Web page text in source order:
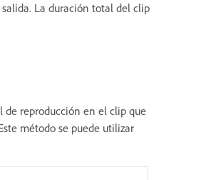
La duración total del clip
de reproducción en el clip que
método se puede utilizar